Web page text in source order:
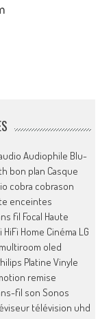
Audiophile Blu-
bon plan Casque
cobra cobrason
enceintes
fil Focal Haute
HiFi Home Cinéma LG
multiroom oled
Platine Vinyle
remise
fil son Sonos
télévision uhd